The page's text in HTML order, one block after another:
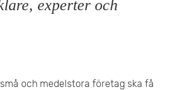
experter och
och medelstora företag ska få